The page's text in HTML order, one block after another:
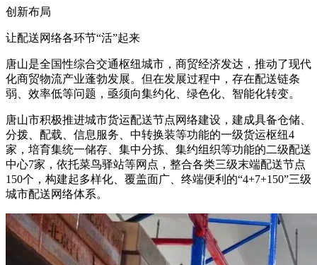
创新布局
让配送网络各环节“活”起来
唐山是全国性综合交通枢纽城市，商贸经济发达，推动了现代
化商贸物流产业蓬勃发展。但在发展过程中，存在配送链条
弱、效率低等问题，亟须向集约化、绿色化、智能化转变。
唐山市积极推进城市货运配送节点网络建设，建成具备仓储、
分拨、配载、信息服务、中转换装等功能的一级货运枢纽4
家，培育集统一储存、集中分拣、集约组织等功能的二级配送
中心7家，依托菜鸟驿站等网点，整合各类三级末端配送节点
150个，构建起多样化、覆盖面广、终端便利的“4+7+150”三级
城市配送网络体系。